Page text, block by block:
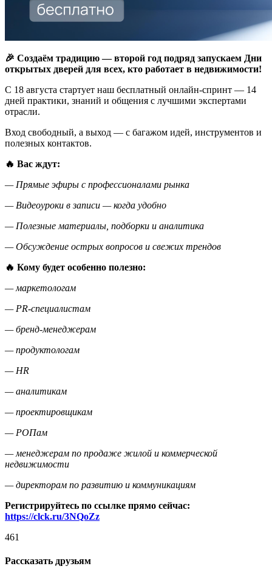
🎉 Создаём традицию — второй год подряд запускаем Дни
открытых дверей для всех, кто работает в недвижимости!
С 18 августа стартует наш бесплатный онлайн-спринт — 14
дней практики, знаний и общения с лучшими экспертами
отрасли.
Вход свободный, а выход — с багажом идей, инструментов и
полезных контактов.
🔥 Вас ждут:
— Прямые эфиры с профессионалами рынка
— Видеоуроки в записи — когда удобно
— Полезные материалы, подборки и аналитика
— Обсуждение острых вопросов и свежих трендов
🔥 Кому будет особенно полезно:
— маркетологам
— PR-специалистам
— бренд-менеджерам
— продуктологам
— HR
— аналитикам
— проектировщикам
— РОПам
— менеджерам по продаже жилой и коммерческой
недвижимости
— директорам по развитию и коммуникациям
Регистрируйтесь по ссылке прямо сейчас:
https://clck.ru/3NQoZz
461
Рассказать друзьям